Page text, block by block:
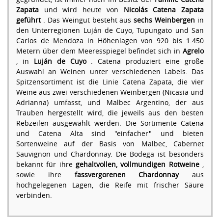
Zapata und wird heute von Nicolás Catena Zapata
geführt. Das Weingut besteht aussechs Weinbergen in
den Unterregionen Luján de Cuyo, Tupungato und San
Carlos de Mendoza in Höhenlagen von 920 bis 1.450
Metern über dem Meeresspiegel befindet sich in Agrelo
, in Luján de Cuyo. Catena produziert eine große
Auswahl an Weinen unter verschiedenen Labels. Das
Spitzensortiment ist die Linie Catena Zapata, die vier
Weine aus zwei verschiedenen Weinbergen (Nicasia und
Adrianna) umfasst, und Malbec Argentino, der aus
Trauben hergestellt wird, die jeweils aus den besten
Rebzeilen ausgewählt werden. Die Sortimente Catena
und Catena Alta sind "einfacher" und bieten
Sortenweine auf der Basis von Malbec, Cabernet
Sauvignon und Chardonnay. Die Bodega ist besonders
bekannt für ihre gehaltvollen, vollmundigen Rotweine,
sowie ihre fassvergorenen Chardonnayaus
hochgelegenen Lagen, die Reife mit frischer Säure
verbinden.